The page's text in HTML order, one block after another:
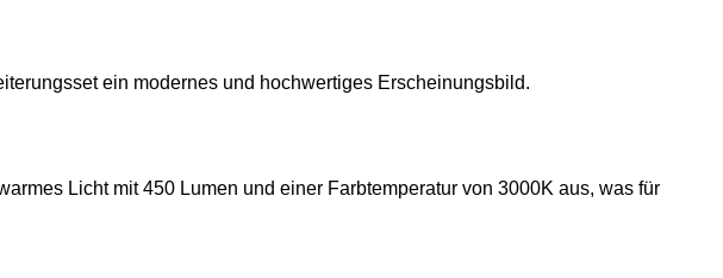
ein modernes und hochwertiges Erscheinungsbild.
Licht mit 450 Lumen und einer Farbtemperatur von 3000K aus, was für